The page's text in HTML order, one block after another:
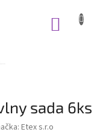
sada 6ks
Etex s.r.o